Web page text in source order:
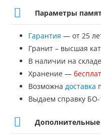
товара
Памятник
№ЭП-123
Параметры
Гарантия — от 25
Гранит – высшая
В наличии на
Хранение —
Возможна доставка
Выдаем справку БО-
Дополнительные